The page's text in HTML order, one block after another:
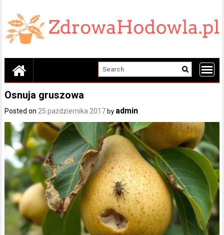
content
Osnuja gruszowa
Posted on25 października 2017 by admin